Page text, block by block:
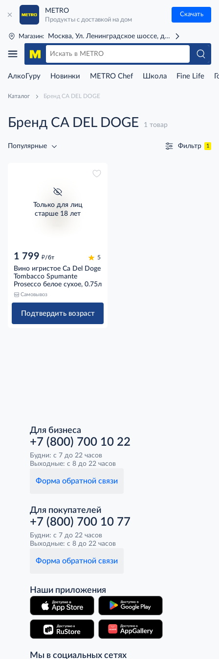
METRO
Продукты с доставкой на дом
Скачать
Магазин: Москва, Ул. Ленинградское шоссе, д. 71Г (м. Речной
АлкоГуру Новинки METRO Chef Школа Fine Life
Каталог Бренд CA DEL DOGE
Бренд CA DEL DOGE 1 товар
Популярные Фильтр 1
Только для лиц
старше 18 лет
1 799 д/бт 5
Вино игристое Ca Del Doge
Tombacco Spumante
Prosecco белое сухое, 0.75л
Самовывоз
Подтвердить возраст
Для бизнеса
+7 (800) 700 10 22
Будни: с 7 до 22 часов
Выходные: с 8 до 22 часов
Форма обратной связи
Для покупателей
+7 (800) 700 10 77
Будни: с 7 до 22 часов
Выходные: с 8 до 22 часов
Форма обратной связи
Наши приложения
Мы в социальных сетях